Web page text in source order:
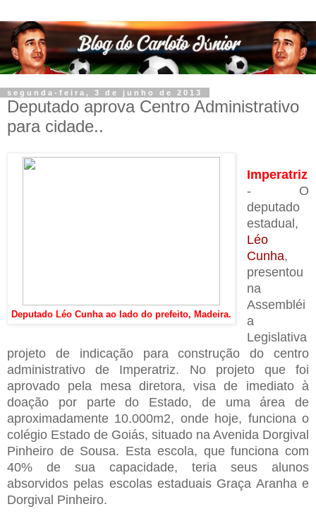
segunda-feira, 3 de junho de 2013
Deputado aprova Centro Administrativo
para cidade..
Deputado Léo Cunha ao lado do prefeito, Madeira.
Imperatriz
- O
deputado
estadual,
Léo
Cunha,
presentou
na
Assembléi
a
Legislativa
projeto de indicação para construção do centro
administrativo de Imperatriz. No projeto que foi
aprovado pela mesa diretora, visa de imediato à
doação por parte do Estado, de uma área de
aproximadamente 10.000m2, onde hoje, funciona o
colégio Estado de Goiás, situado na Avenida Dorgival
Pinheiro de Sousa. Esta escola, que funciona com
40% de sua capacidade, teria seus alunos
absorvidos pelas escolas estaduais Graça Aranha e
Dorgival Pinheiro.